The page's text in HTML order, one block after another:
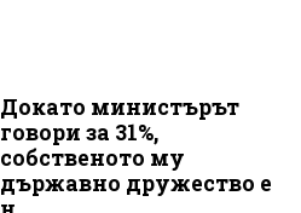
Докато министърът
говори за 31%,
собственото му
държавно дружество е